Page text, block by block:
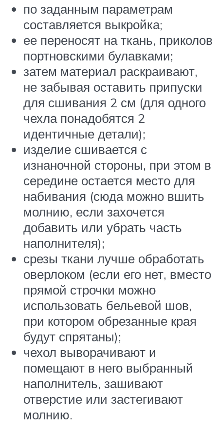
по заданным параметрам
составляется выкройка;
ее переносят на ткань, приколов
портновскими булавками;
затем материал раскраивают,
не забывая оставить припуски
для сшивания 2 см (для одного
чехла понадобятся 2
идентичные детали);
изделие сшивается с
изнаночной стороны, при этом в
середине остается место для
набивания (сюда можно вшить
молнию, если захочется
добавить или убрать часть
наполнителя);
срезы ткани лучше обработать
оверлоком (если его нет, вместо
прямой строчки можно
использовать бельевой шов,
при котором обрезанные края
будут спрятаны);
чехол выворачивают и
помещают в него выбранный
наполнитель, зашивают
отверстие или застегивают
молнию.